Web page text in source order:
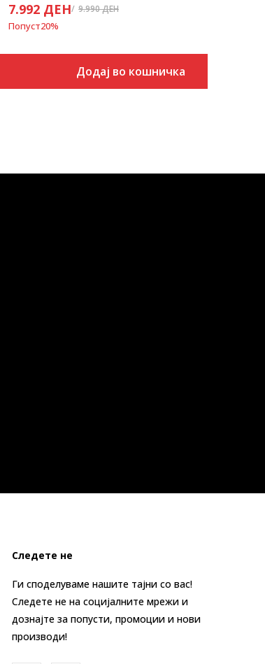
7.992 ДЕН 9.990ДЕН
Попуст20%
Додај во кошничка
Следете не
Ги споделуваме нашите тајни со вас!
Следете не на социјалните мрежи и
дознајте за попусти, промоции и нови
производи!